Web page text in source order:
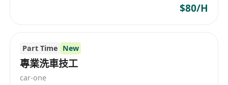
具中學文憑或以上學歷，少於一年相關行政或後
勤工作經驗亦可接受；有實習或校園活動統籌經
驗者尤佳。
$80/H
Part Time New
專業洗車技工
car-one